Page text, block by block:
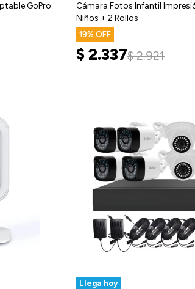
GoPro
Cámara Fotos Infantil
Niños + 2 Rollos
19
$2.337$ 2.921
Llega hoy